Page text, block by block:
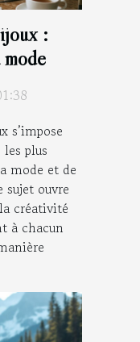
:
s’impose
plus
mode et de
sujet ouvre
créativité
à chacun